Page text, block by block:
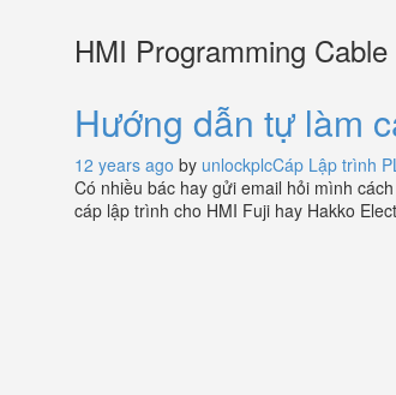
HMI Programming Cable
Hướng dẫn tự làm
12 years ago by unlockplcCáp Lập trình
Có nhiều bác hay gửi email hỏi mình
cáp lập trình cho HMI Fuji hay Hakko